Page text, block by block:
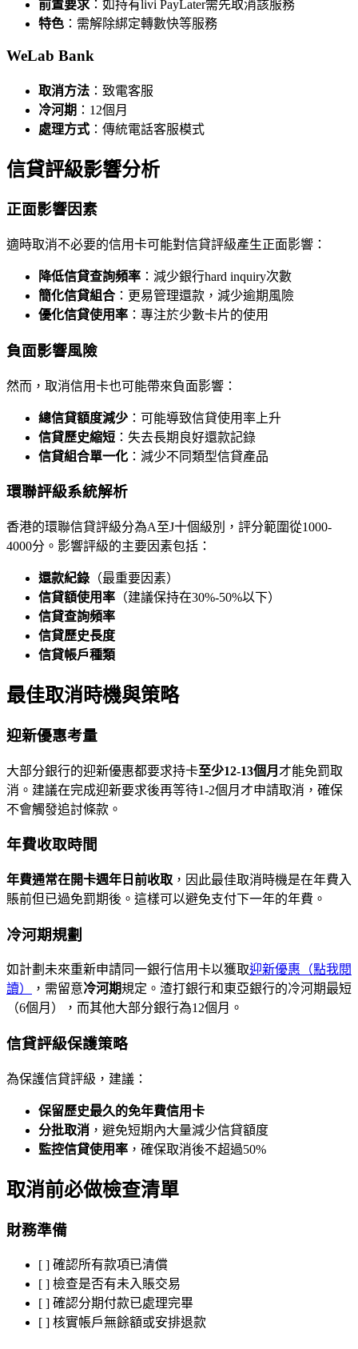
前置要求 ：如持有livi PayLater需先取消該服務
特色 ：需解除綁定轉數快等服務
WeLab Bank
取消方法 ：致電客服
冷河期 ：12個月
處理方式 ：傳統電話客服模式
信貸評級影響分析
正面影響因素
適時取消不必要的信用卡可能對信貸評級產生正面影響：
降低信貸查詢頻率 ：減少銀行hard inquiry次數
簡化信貸組合 ：更易管理還款，減少逾期風險
優化信貸使用率 ：專注於少數卡片的使用
負面影響風險
然而，取消信用卡也可能帶來負面影響：
總信貸額度減少 ：可能導致信貸使用率上升
信貸歷史縮短 ：失去長期良好還款記錄
信貸組合單一化 ：減少不同類型信貸產品
環聯評級系統解析
香港的環聯信貸評級分為A至J十個級別，評分範圍從1000-
4000分。影響評級的主要因素包括：
還款紀錄 （最重要因素）
信貸額使用率 （建議保持在30%-50%以下）
信貸查詢頻率
信貸歷史長度
信貸帳戶種類
最佳取消時機與策略
迎新優惠考量
大部分銀行的迎新優惠都要求持卡至少12-13個月 才能免罰取
消。建議在完成迎新要求後再等待1-2個月才申請取消，確保
不會觸發追討條款。
年費收取時間
年費通常在開卡週年日前收取 ，因此最佳取消時機是在年費入
賬前但已過免罰期後。這樣可以避免支付下一年的年費。
冷河期規劃
如計劃未來重新申請同一銀行信用卡以獲取迎新優惠（點我閱
讀）
，需留意冷河期規定。渣打銀行和東亞銀行的冷河期最短
（6個月），而其他大部分銀行為12個月。
信貸評級保護策略
為保護信貸評級，建議：
保留歷史最久的免年費信用卡
分批取消 ，避免短期內大量減少信貸額度
監控信貸使用率 ，確保取消後不超過50%
取消前必做檢查清單
財務準備
[ ] 確認所有款項已清償
[ ] 檢查是否有未入賬交易
[ ] 確認分期付款已處理完畢
[ ] 核實帳戶無餘額或安排退款